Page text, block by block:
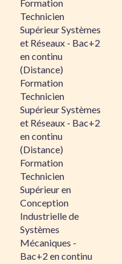
Formation
Technicien
Supérieur Systèmes
et Réseaux - Bac+2
en continu
(Distance)
Formation
Technicien
Supérieur Systèmes
et Réseaux - Bac+2
en continu
(Distance)
Formation
Technicien
Supérieur en
Conception
Industrielle de
Systèmes
Mécaniques -
Bac+2 en continu